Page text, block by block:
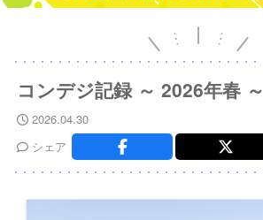
コンデジ記録 ～ 2026年春 ～
2026.04.30
シェア